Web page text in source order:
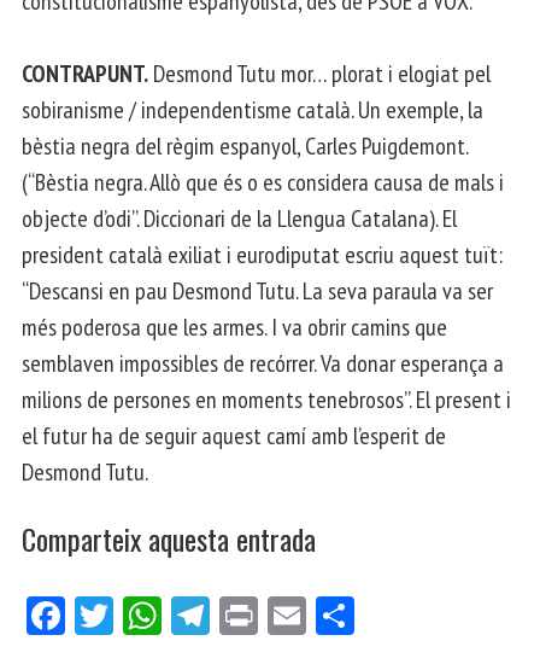
CONTRAPUNT.Desmond Tutu mor… plorat i elogiat pel
sobiranisme / independentisme català. Un exemple, la
bèstia negra del règim espanyol, Carles Puigdemont.
(“Bèstia negra. Allò que és o es considera causa de mals i
objecte d’odi”. Diccionari de la Llengua Catalana). El
president català exiliat i eurodiputat escriu aquest tuït:
“Descansi en pau Desmond Tutu. La seva paraula va ser
més poderosa que les armes. I va obrir camins que
semblaven impossibles de recórrer. Va donar esperança a
milions de persones en moments tenebrosos”. El present i
el futur ha de seguir aquest camí amb l’esperit de
Desmond Tutu.
Comparteix aquesta entrada
Fa Tw W Te Pri E